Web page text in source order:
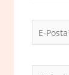
Posta*